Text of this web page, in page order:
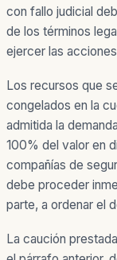
con fallo judicial
de los términos
ejercer las
Los recursos que
congelados en la
admitida la
100% del valor en
compañías de
debe proceder
parte, a ordenar el
La caución